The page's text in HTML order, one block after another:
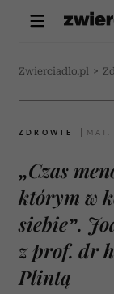
Zwierciadlo.pl >
ZDROWIE
„Czas
którym w
siebie”.
z prof. dr
Plintą